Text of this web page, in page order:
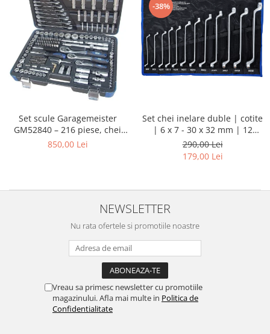
Set scule Garagemeister
GM52840 – 216 piese, chei
tubulare 1/4”, 3/8”, 1/2”, biți,
850,00 Lei
-38%
Set chei inelare duble | cotite
| 6 x 7 - 30 x 32 mm | 12
piese
290,00 Lei
179,00 Lei
NEWSLETTER
Nu rata ofertele si promotiile noastre
Vreau sa primesc newsletter cu promotiile
magazinului. Afla mai multe in Politica de
Confidentialitate